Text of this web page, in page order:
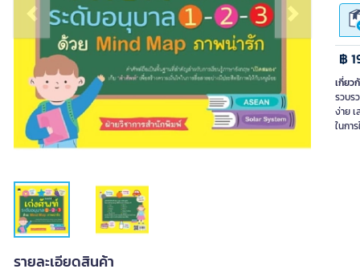
Previous slide Next slide
฿
เกี่ยว
รวบร
ง่าย
ในกา
รายละเอียดสินค้า